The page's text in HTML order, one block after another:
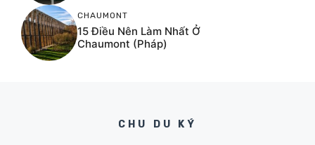
CHAUMONT
15 Điều Nên Làm Nhất Ở
Chaumont (Pháp)
CHU DU KÝ